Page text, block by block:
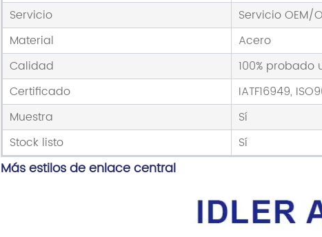
Servicio
Servicio OEM/
Material
Acero
Calidad
100%
Certificado
IATF16949,
Muestra
Sí
Stock listo
Sí
Más estilos de enlace central